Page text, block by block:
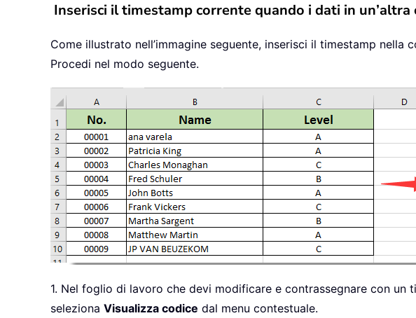
Inserisci il timestamp corrente quando i dati in un’altra
Come illustrato nell’immagine seguente, inserisci il timestamp
Procedi nel modo seguente.
1. Nel foglio di lavoro che devi modificare e contrassegnare con
seleziona Visualizza codice dal menu contestuale.